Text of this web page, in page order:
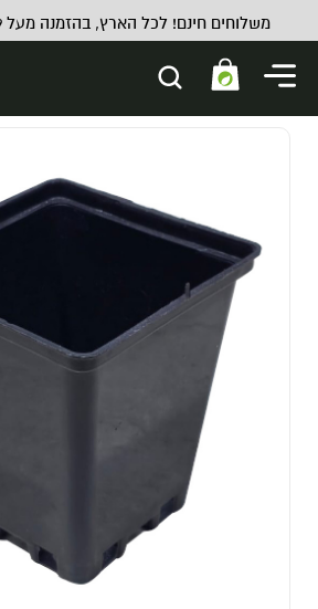
משלוחים חינם! לכל הארץ, בהזמנה מעל ₪299
17.00